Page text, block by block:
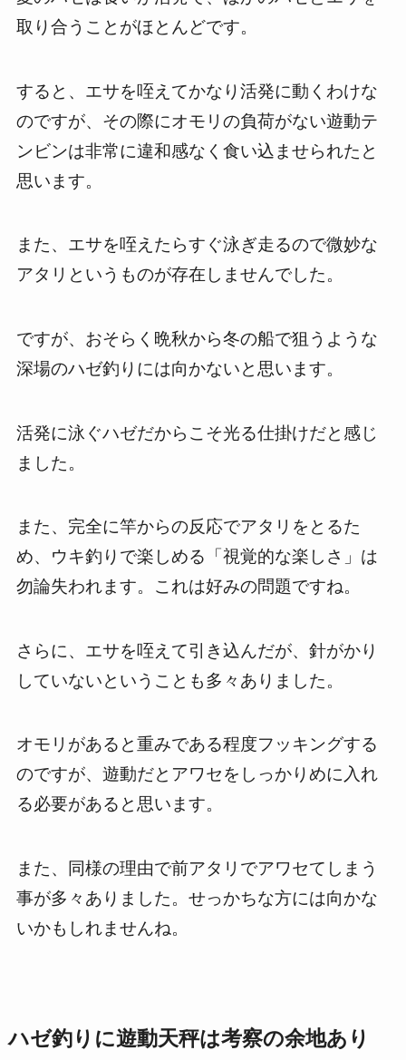
取り合うことがほとんどです。
すると、エサを咥えてかなり活発に動くわけな
のですが、その際にオモリの負荷がない遊動テ
ンビンは非常に違和感なく食い込ませられたと
思います。
また、エサを咥えたらすぐ泳ぎ走るので微妙な
アタリというものが存在しませんでした。
ですが、おそらく晩秋から冬の船で狙うような
深場のハゼ釣りには向かないと思います。
活発に泳ぐハゼだからこそ光る仕掛けだと感じ
ました。
また、完全に竿からの反応でアタリをとるた
め、ウキ釣りで楽しめる「視覚的な楽しさ」は
勿論失われます。これは好みの問題ですね。
さらに、エサを咥えて引き込んだが、針がかり
していないということも多々ありました。
オモリがあると重みである程度フッキングする
のですが、遊動だとアワセをしっかりめに入れ
る必要があると思います。
また、同様の理由で前アタリでアワセてしまう
事が多々ありました。せっかちな方には向かな
いかもしれませんね。
ハゼ釣りに遊動天秤は考察の余地あり